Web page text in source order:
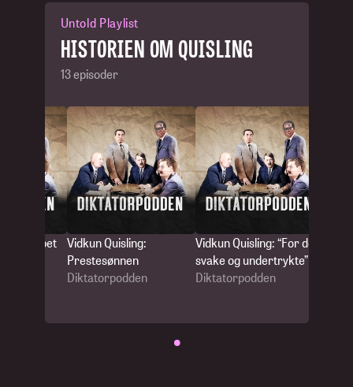
•
Untold Playlist
HISTORIEN OM QUISLING
13 episoder
Kuppet
Vidkun Quisling:
Prestesønnen
Diktatorpodden
Vidkun Quisling: “For de
svake og undertrykte”
Diktatorpodden